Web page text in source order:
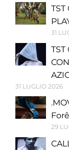
TST
31
TST
31 LUGLIO 2026
29